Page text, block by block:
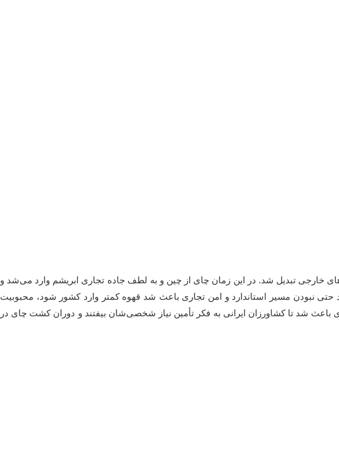
19 میلادی به یکی از روابط تجاری اصلی با کشورهای خارجی تبدیل شد. در این زمان چای از چین و به لطف جاده تجاری ابریشم وارد می‌شد و
نبودن مسیر استاندارد و امن تجاری باعث شد قهوه کمتر وارد کشور شود، محبوبیت
شد تا کشاورزان ایرانی به فکر تأمین نیاز شخصی‌شان بیفتند و دوران کشت چای در